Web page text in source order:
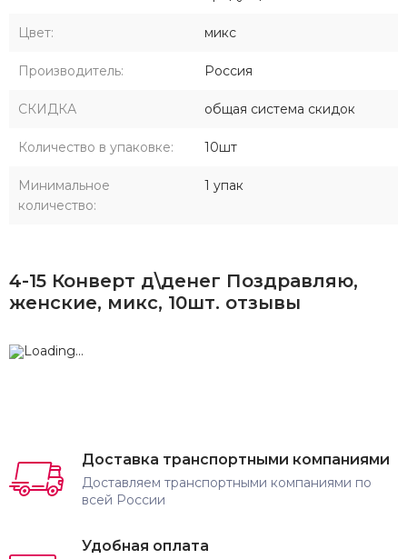
Цвет: микс
Производитель: Россия
СКИДКА общая система скидок
Количество в упаковке: 10шт
Минимальное
количество:
1 упак
4-15 Конверт д\денег Поздравляю,
женские, микс, 10шт. отзывы
Доставка транспортными компаниями
Доставляем транспортными компаниями по
всей России
Удобная оплата